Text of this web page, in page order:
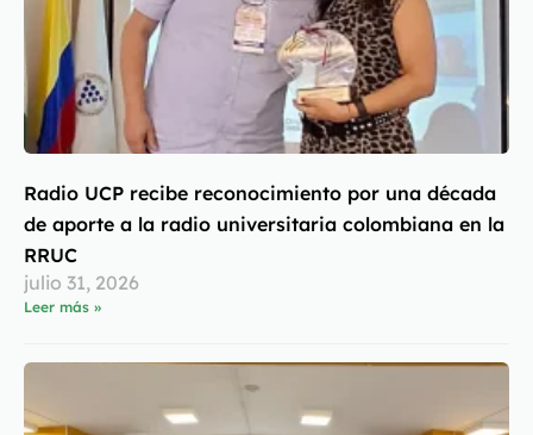
Radio UCP recibe reconocimiento por una década
de aporte a la radio universitaria colombiana en la
RRUC
julio 31, 2026
Leer más »